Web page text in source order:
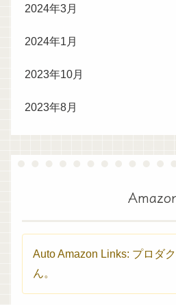
2024年3月
2024年1月
2023年10月
2023年8月
Auto Amazon Links: プロダ
ん。